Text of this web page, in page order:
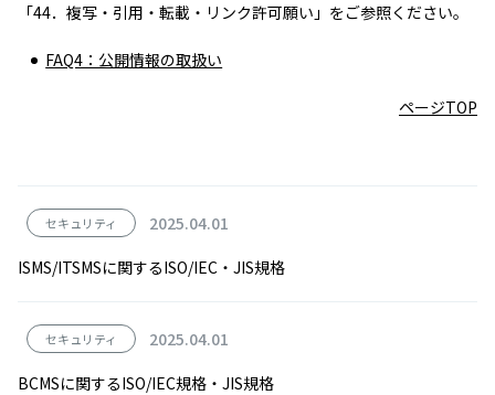
「44．複写・引用・転載・リンク許可願い」をご参照ください。
FAQ4：公開情報の取扱い
ページTOP
セキュリティ
2025.04.01
ISMS/ITSMSに関するISO/IEC・JIS規格
セキュリティ
2025.04.01
BCMSに関するISO/IEC規格・JIS規格